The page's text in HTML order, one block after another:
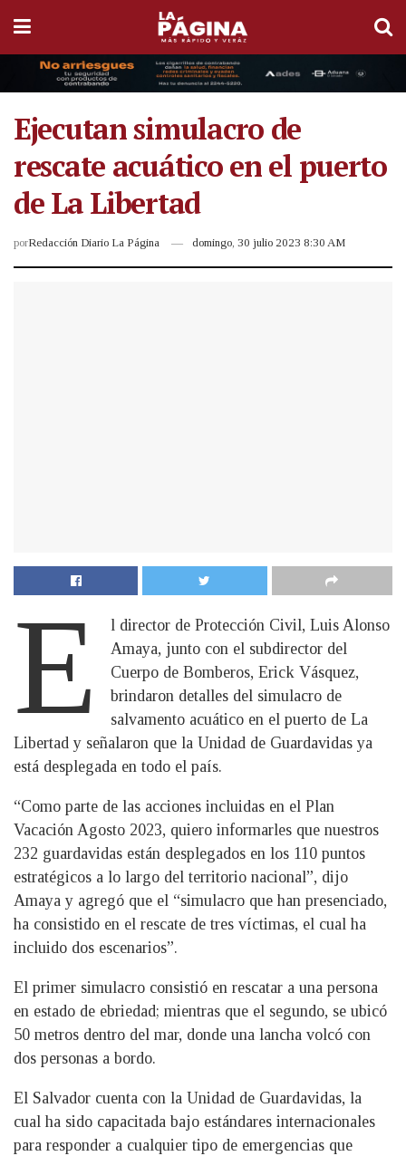
Ejecutan simulacro de
rescate acuático en el puerto
de La Libertad
porRedacción Diario La Página domingo, 30 julio 2023 8:30 AM
E
l director de Protección Civil, Luis Alonso
Amaya, junto con el subdirector del
Cuerpo de Bomberos, Erick Vásquez,
brindaron detalles del simulacro de
salvamento acuático en el puerto de La
Libertad y señalaron que la Unidad de Guardavidas ya
está desplegada en todo el país.
“Como parte de las acciones incluidas en el Plan
Vacación Agosto 2023, quiero informarles que nuestros
232 guardavidas están desplegados en los 110 puntos
estratégicos a lo largo del territorio nacional”, dijo
Amaya y agregó que el “simulacro que han presenciado,
ha consistido en el rescate de tres víctimas, el cual ha
incluido dos escenarios”.
El primer simulacro consistió en rescatar a una persona
en estado de ebriedad; mientras que el segundo, se ubicó
50 metros dentro del mar, donde una lancha volcó con
dos personas a bordo.
El Salvador cuenta con la Unidad de Guardavidas, la
cual ha sido capacitada bajo estándares internacionales
para responder a cualquier tipo de emergencias que